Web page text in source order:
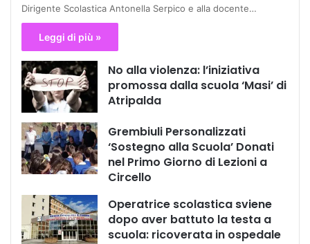
Dirigente Scolastica Antonella Serpico e alla docente…
Leggi di più »
No alla violenza: l’iniziativa
promossa dalla scuola ‘Masi’ di
Atripalda
Grembiuli Personalizzati
‘Sostegno alla Scuola’ Donati
nel Primo Giorno di Lezioni a
Circello
Operatrice scolastica sviene
dopo aver battuto la testa a
scuola: ricoverata in ospedale